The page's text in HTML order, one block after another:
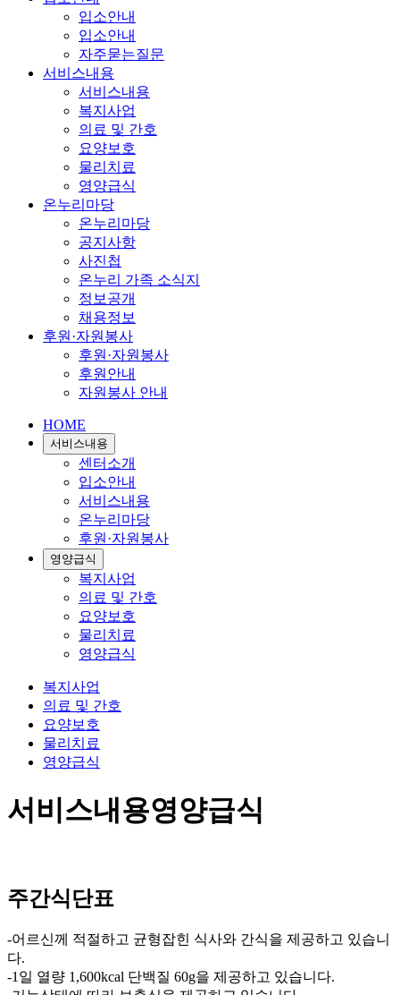
입소안내
입소안내
자주묻는질문
서비스내용
서비스내용
복지사업
의료 및 간호
요양보호
물리치료
영양급식
온누리마당
온누리마당
공지사항
사진첩
온누리 가족 소식지
정보공개
채용정보
후원·자원봉사
후원·자원봉사
후원안내
자원봉사 안내
HOME
서비스내용
센터소개
입소안내
서비스내용
온누리마당
후원·자원봉사
영양급식
복지사업
의료 및 간호
요양보호
물리치료
영양급식
복지사업
의료 및 간호
요양보호
물리치료
영양급식
서비스내용영양급식
주간식단표
-어르신께 적절하고 균형잡힌 식사와 간식을 제공하고 있습니
다.
-1일 열량 1,600kcal 단백질 60g을 제공하고 있습니다.